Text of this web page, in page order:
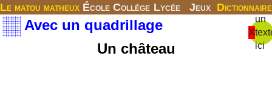
Le matou matheux École Collège Lycée Jeux Dictionnaire
X
un
ici
Avec un quadrillage
Un château